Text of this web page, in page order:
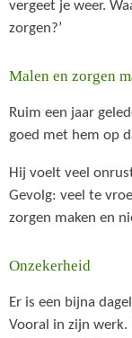
vergeet je weer.
zorgen?’
Malen en zorgen
Ruim een jaar
goed met hem op
Hij voelt veel
Gevolg: veel te
zorgen maken en
Onzekerheid
Er is een bijna
Vooral in zijn